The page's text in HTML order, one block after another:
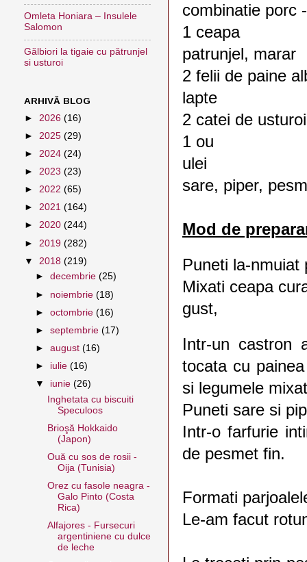
combinatie porc
1 ceapa
patrunjel, marar
2 felii de paine
lapte
2 catei de usturoi
1 ou
ulei
sare, piper,
Mod de
Puneti la-nmuiat
Mixati ceapa
gust,
Intr-un castron
tocata cu
si legumele
Puneti sare si
Intr-o farfurie
de pesmet fin.
Formati
Le-am facut
Omleta Honiara – Insulele
Salomon
Gălbiori la tigaie cu pătrunjel
si usturoi
ARHIVĂ BLOG
► 2026 (16)
► 2025 (29)
► 2024 (24)
► 2023 (23)
► 2022 (65)
► 2021 (164)
► 2020 (244)
► 2019 (282)
▼ 2018 (219)
►decembrie(25)
► noiembrie(18)
►octombrie(16)
►septembrie(17)
►august(16)
► iulie(16)
▼ iunie(26)
Inghetata cu biscuiti
Speculoos
Brioşă Hokkaido
(Japon)
Ouă cu sos de rosii -
Oija (Tunisia)
Orez cu fasole neagra -
Galo Pinto (Costa
Rica)
Alfajores - Fursecuri
argentiniene cu dulce
de leche